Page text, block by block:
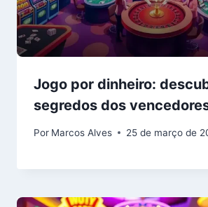
Jogo por dinheiro:
segredos dos
Por Marcos Alves 25 de março de